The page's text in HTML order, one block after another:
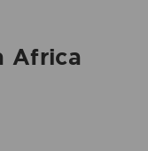
Africa